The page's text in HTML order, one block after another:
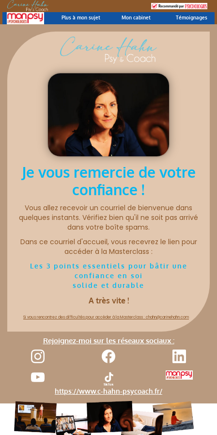
Plus à mon sujet Mon cabinet Témoignages
Je vous remercie de votre
confiance !
Vous allez recevoir un courriel de bienvenue dans
quelques instants. Vérifiez bien qu'il ne soit pas arrivé
dans votre boîte spams.
Dans ce courriel d'accueil, vous recevrez le lien pour
accéder à la Masterclass :
Les 3 points essentiels pour bâtir une
confiance en soi
solide et durable
A très vite !
Si vous rencontrez des difficultés pour accéder à la Masterclass : chahn@carinehahn.com
Rejoignez-moi sur les réseaux sociaux :
https://www.c-hahn-psycoach.fr/